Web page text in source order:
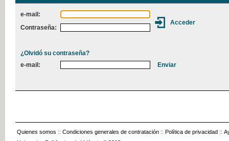
e-mail:
Contraseña:
¿Olvidó su contraseña?
e-mail:
Quienes somos :: Condiciones generales de contratación :: Política de privacidad ::